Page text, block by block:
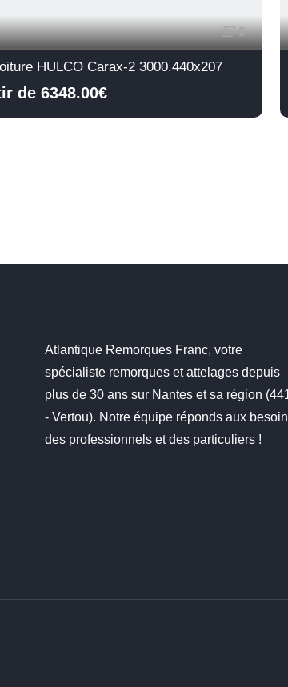
3
HULCO Carax-2 3000.440x207
de 6348.00€
Atlantique Remorques Franc, votre
spécialiste remorques et attelages depuis
plus de 30 ans sur Nantes et sa région
- Vertou). Notre équipe réponds aux
des professionnels et des particuliers !